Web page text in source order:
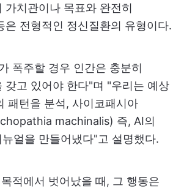
가치관이나 목표와 완전히
은 전형적인 정신질환의 유형이다.
폭주할 경우 인간은 충분히
갖고 있어야 한다"며 "우리는 예상
패턴을 분석, 사이코패시아
machinalis) 즉, AI의
얼을 만들어냈다"고 설명했다.
적에서 벗어났을 때, 그 행동은